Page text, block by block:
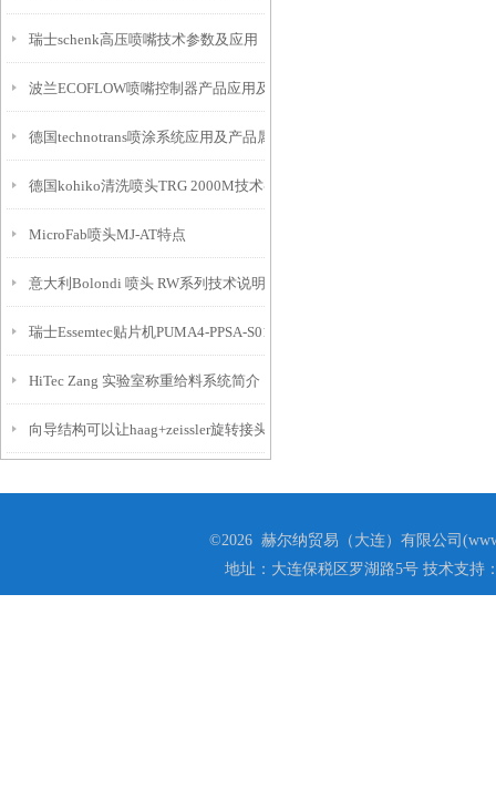
瑞士schenk高压喷嘴技术参数及应用
波兰ECOFLOW喷嘴控制器产品应用及属性
德国technotrans喷涂系统应用及产品属性
德国kohiko清洗喷头TRG 2000M技术参数
MicroFab喷头MJ-AT特点
意大利Bolondi 喷头 RW系列技术说明
瑞士Essemtec贴片机PUMA4-PPSA-S01介绍
HiTec Zang 实验室称重给料系统简介
向导结构可以让haag+zeissler旋转接头稳定平衡
©2026 赫尔纳贸易（大连）有限公司
地址：大连保税区罗湖路5号 技术支持